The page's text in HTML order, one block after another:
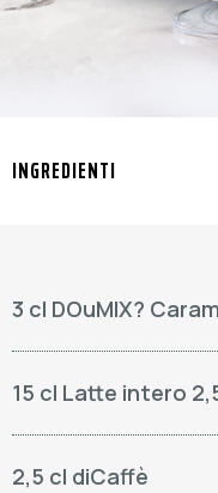
INGREDIENTI
3 cl DOuMIX?
15 cl Latte intero
2,5 cl diCaffè